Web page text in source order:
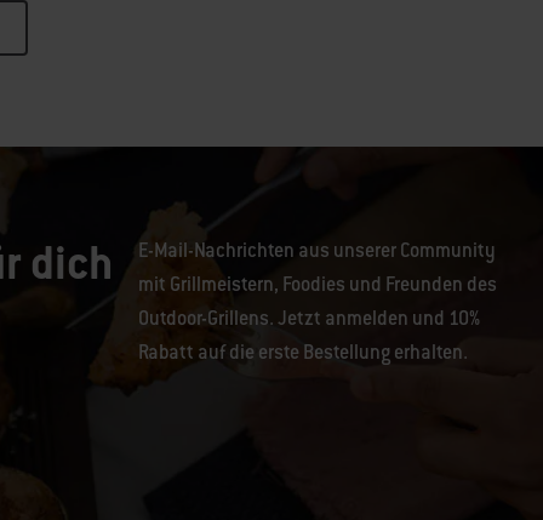
dich
E-Mail-Nachrichten aus unserer Community
mit Grillmeistern, Foodies und Freunden des
Outdoor-Grillens. Jetzt anmelden und 10%
Rabatt auf die erste Bestellung erhalten.